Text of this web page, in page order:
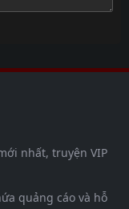
nhất, truyện VIP
quảng cáo và hỗ